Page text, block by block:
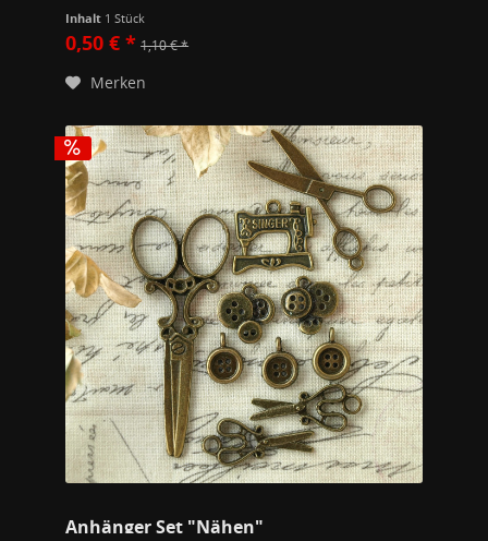
Inhalt 1 Stück
0,50 € * 1,10 € *
Merken
Anhänger Set "Nähen"